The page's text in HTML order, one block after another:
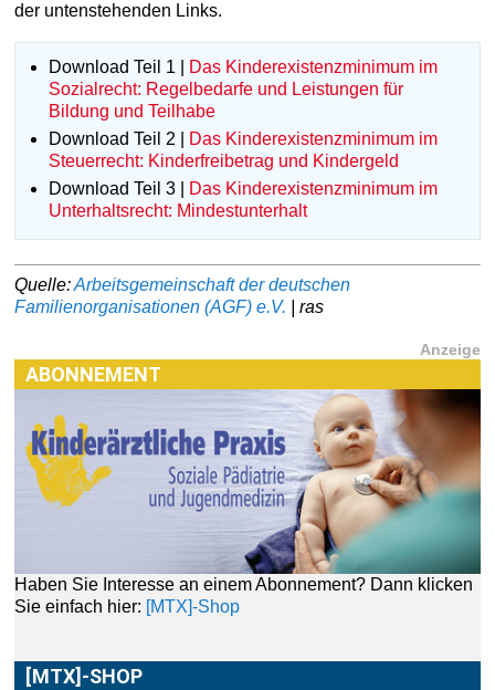
der untenstehenden Links.
Download Teil 1 | Das Kinderexistenzminimum im
Sozialrecht: Regelbedarfe und Leistungen für
Bildung und Teilhabe
Download Teil 2 | Das Kinderexistenzminimum im
Steuerrecht: Kinderfreibetrag und Kindergeld
Download Teil 3 | Das Kinderexistenzminimum im
Unterhaltsrecht: Mindestunterhalt
Quelle:Arbeitsgemeinschaft der deutschen
Familienorganisationen (AGF) e.V. | ras
Anzeige
ABONNEMENT
Haben Sie Interesse an einem Abonnement? Dann klicken
Sie einfach hier: [MTX]-Shop
[MTX]-SHOP